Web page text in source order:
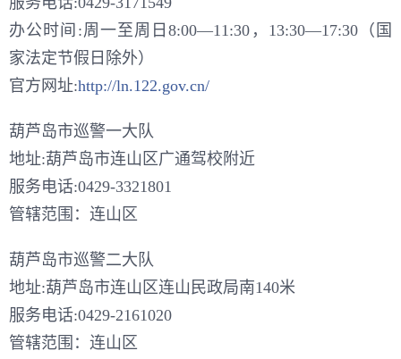
办公时间:周一至周日8:00—11:30，13:30—17:30（国
家法定节假日除外）
官方网址:http://ln.122.gov.cn/
葫芦岛市巡警一大队
地址:葫芦岛市连山区广通驾校附近
服务电话:0429-3321801
管辖范围：连山区
葫芦岛市巡警二大队
地址:葫芦岛市连山区连山民政局南140米
服务电话:0429-2161020
管辖范围：连山区